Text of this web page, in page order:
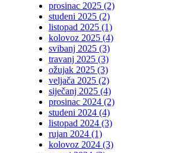
prosinac 2025 (2)
studeni 2025 (2)
listopad 2025 (1)
kolovoz 2025 (4)
svibanj 2025 (3)
travanj 2025 (3)
ožujak 2025 (3)
veljača 2025 (2)
siječanj 2025 (4)
prosinac 2024 (2)
studeni 2024 (4)
listopad 2024 (3)
rujan 2024 (1)
kolovoz 2024 (3)